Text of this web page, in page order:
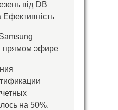
від DB
Ефективність
прямом эфире
на 50%.